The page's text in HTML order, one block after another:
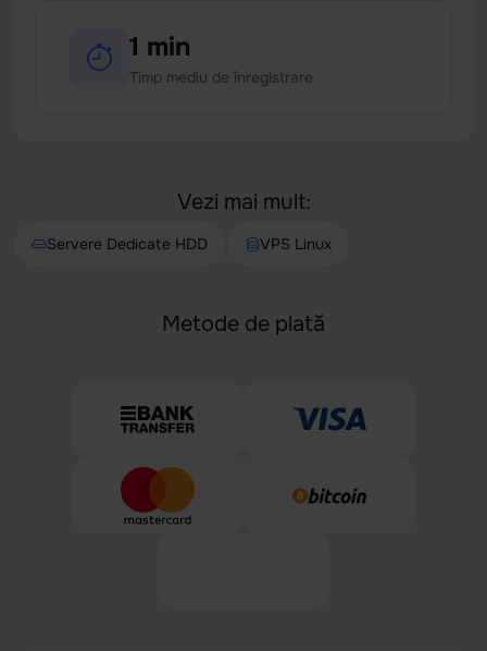
1 min
Timp mediu de înregistrare
Vezi mai mult:
Servere Dedicate HDD VPS Linux
Metode de plată